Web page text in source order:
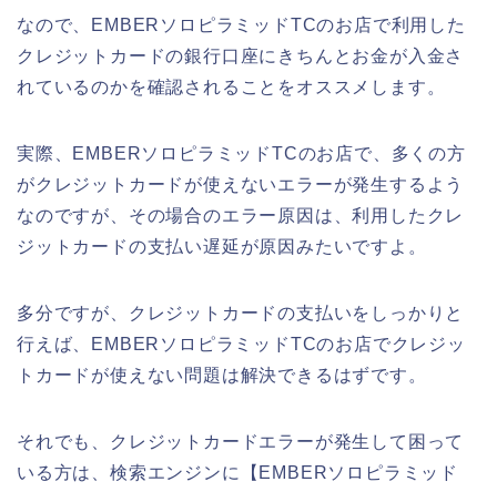
なので、EMBERソロピラミッドTCのお店で利用した
クレジットカードの銀行口座にきちんとお金が入金さ
れているのかを確認されることをオススメします。
実際、EMBERソロピラミッドTCのお店で、多くの方
がクレジットカードが使えないエラーが発生するよう
なのですが、その場合のエラー原因は、利用したクレ
ジットカードの支払い遅延が原因みたいですよ。
多分ですが、クレジットカードの支払いをしっかりと
行えば、EMBERソロピラミッドTCのお店でクレジッ
トカードが使えない問題は解決できるはずです。
それでも、クレジットカードエラーが発生して困って
いる方は、検索エンジンに【EMBERソロピラミッド